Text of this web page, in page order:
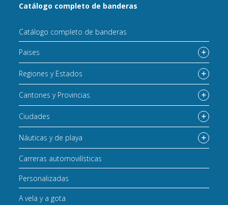
Catálogo completo de banderas
Catálogo completo de banderas
Paises
Regiones y Estados
Cantones y Provincias
Ciudades
Náuticas y de playa
Carreras automovilísticas
Personalizadas
A vela y a gota